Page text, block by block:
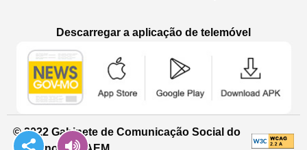
Descarregar a aplicação de telemóvel
© 2022 Gabinete de Comunicação Social do